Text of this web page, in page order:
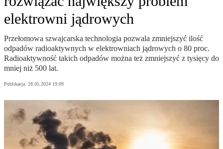
elektrowni jądrowych
Przełomowa szwajcarska technologia pozwala zmniejszyć ilość
odpadów radioaktywnych w elektrowniach jądrowych o 80 proc.
Radioaktywność takich odpadów można też zmniejszyć z tysięcy do
mniej niż 500 lat.
Publikacja: 28.05.2024 19:09